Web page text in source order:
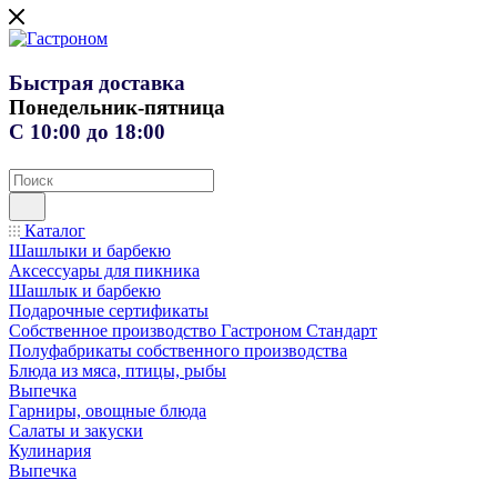
Быстрая доставка
Понедельник-пятница
С 10:00 до 18:00
Каталог
Шашлыки и барбекю
Аксессуары для пикника
Шашлык и барбекю
Подарочные сертификаты
Собственное производство Гастроном Стандарт
Полуфабрикаты собственного производства
Блюда из мяса, птицы, рыбы
Выпечка
Гарниры, овощные блюда
Салаты и закуски
Кулинария
Выпечка